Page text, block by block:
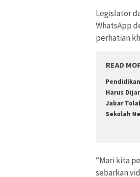
Legislator
WhatsApp
perhatian
READ
Harus
Jabar
Sekolah
“Mari kita
sebarkan